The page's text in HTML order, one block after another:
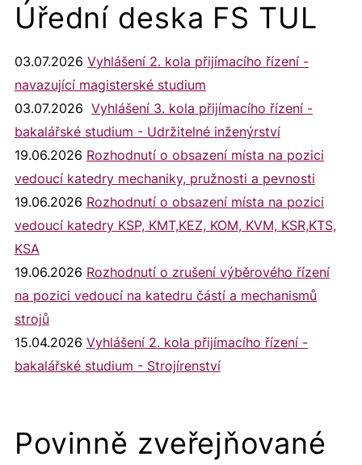
Úřední deska FS TUL
03.07.2026 Vyhlášení 2. kola přijímacího řízení -
navazující magisterské studium
03.07.2026 Vyhlášení 3. kola přijímacího řízení -
bakalářské studium - Udržitelné inženýrství
19.06.2026 Rozhodnutí o obsazení místa na pozici
vedoucí katedry mechaniky, pružnosti a pevnosti
19.06.2026 Rozhodnutí o obsazení místa na pozici
vedoucí katedry KSP, KMT,KEZ, KOM, KVM, KSR,KTS,
KSA
19.06.2026 Rozhodnutí o zrušení výběrového řízení
na pozici vedoucí na katedru částí a mechanismů
strojů
15.04.2026 Vyhlášení 2. kola přijímacího řízení -
bakalářské studium - Strojírenství
Povinně zveřejňované